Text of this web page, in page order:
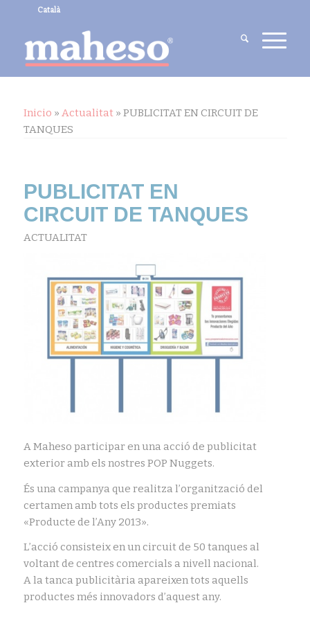
Català
Inicio » Actualitat» PUBLICITAT EN CIRCUIT DE
TANQUES
PUBLICITAT EN
CIRCUIT DE TANQUES
ACTUALITAT
A Maheso participar en una acció de publicitat
exterior amb els nostres POP Nuggets.
És una campanya que realitza l’organització del
certamen amb tots els productes premiats
«Producte de l’Any 2013».
L’acció consisteix en un circuit de 50 tanques al
voltant de centres comercials a nivell nacional.
A la tanca publicitària apareixen tots aquells
productes més innovadors d’aquest any.